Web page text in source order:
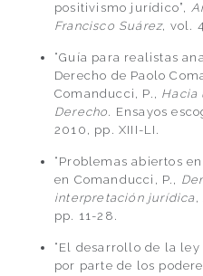
positivismo jurídico”,
Francisco Suárez, vol.
“Guía para realistas
Derecho de Paolo
Comanducci, P., Hacia
Derecho. Ensayos
2010, pp. XIII-LI.
“Problemas abiertos
en Comanducci, P.,
interpretación jurídica ,
pp. 11-28.
“El desarrollo de la
por parte de los